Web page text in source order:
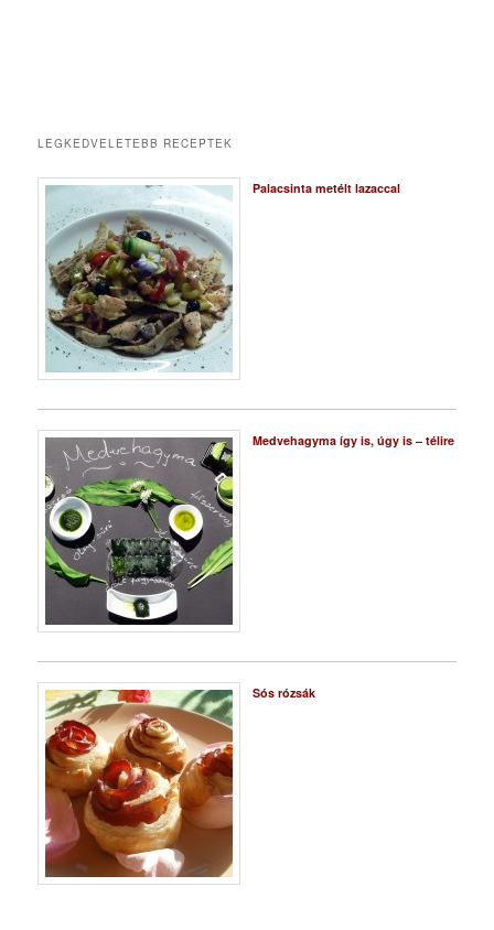
LEGKEDVELETEBB RECEPTEK
Palacsinta metélt lazaccal
Medvehagyma így is, úgy is – télire
Sós rózsák